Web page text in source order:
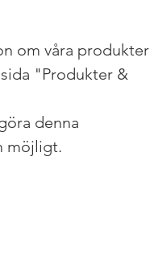
om våra produkter
"Produkter &
denna
möjligt.